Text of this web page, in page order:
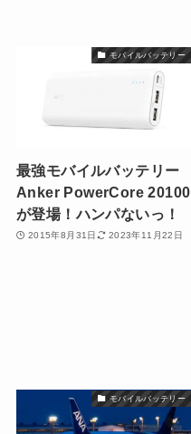
モバイルバッテリー
最強モバイルバッテリー
Anker PowerCore 20100
が登場！ハンパないっ！
2015年8月31日 2023年11月22日
モバイルバッテリー